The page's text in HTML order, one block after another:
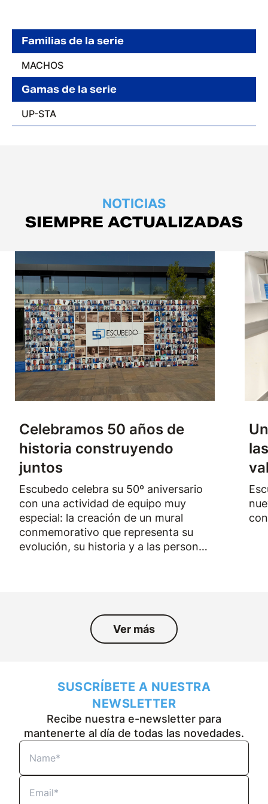
Familias de la serie
MACHOS
Gamas de la serie
UP-STA
NOTICIAS
SIEMPRE ACTUALIZADAS
Celebramos 50 años de
historia construyendo
juntos
Escubedo celebra su 50º aniversario
con una actividad de equipo muy
especial: la creación de un mural
conmemorativo que representa su
evolución, su historia y a las personas
Ver más
SUSCRÍBETE A NUESTRA
NEWSLETTER
Recibe nuestra e-newsletter para
mantenerte al día de todas las novedades.